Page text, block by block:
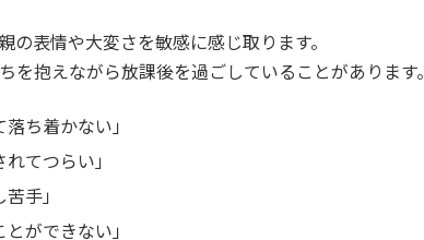
の表情や大変さを敏感に感じ取ります。
を抱えながら放課後を過ごしていることがあります。
ち着かない」
てつらい」
手」
ができない」